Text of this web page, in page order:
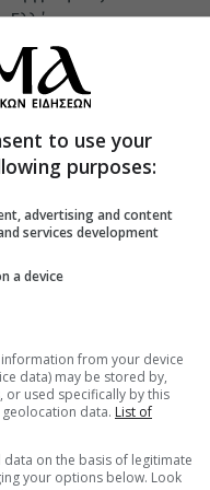
τις
την
για
ήπιας
στην
της Εκκλησίας
«ἡ γὰρ
όλων ημών
εδόθη
to use your
purposes:
advertising and content
services development
a device
from your device
data) may be stored by,
or used specifically by this
data. List of
on the basis of legitimate
your options below. Look